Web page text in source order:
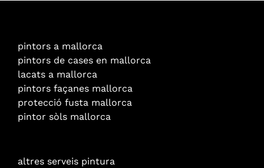
pintors a mallorca
pintors de cases en mallorca
lacats a mallorca
pintors façanes mallorca
protecció fusta mallorca
pintor sòls mallorca
altres serveis pintura